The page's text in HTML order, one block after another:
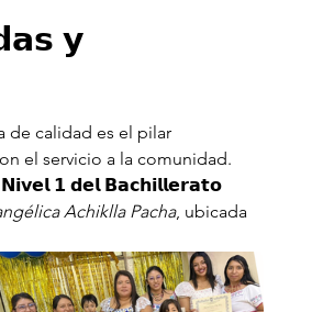
𝘆
de calidad es el pilar
el servicio a la comunidad.
𝗡𝗶𝘃𝗲𝗹 𝟭 𝗱𝗲𝗹 𝗕𝗮𝗰𝗵𝗶𝗹𝗹𝗲𝗿𝗮𝘁𝗼
Achiklla Pacha, ubicada